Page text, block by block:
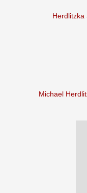
Herdlitzka
Michael